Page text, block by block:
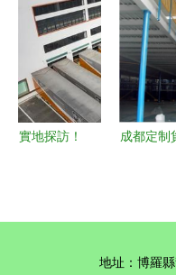
化的意義重
塑物流各環
節
組合與自
化設備的
美結合
實地探訪！
成都定制
地址：博羅